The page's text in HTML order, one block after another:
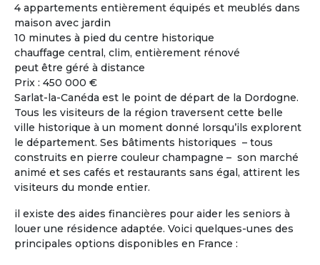
4 appartements entièrement équipés et meublés dans
maison avec jardin
10 minutes à pied du centre historique
chauffage central, clim, entièrement rénové
peut être géré à distance
Prix : 450 000 €
Sarlat-la-Canéda est le point de départ de la Dordogne.
Tous les visiteurs de la région traversent cette belle
ville historique à un moment donné lorsqu’ils explorent
le département. Ses bâtiments historiques – tous
construits en pierre couleur champagne – son marché
animé et ses cafés et restaurants sans égal, attirent les
visiteurs du monde entier.
il existe des aides financières pour aider les seniors à
louer une résidence adaptée. Voici quelques-unes des
principales options disponibles en France :
Co-acheter Peu importe | France - Gard
Souhaite investir dans une co
habitation pour partager tout en étant
autonome.
J’aime bricoler. Je peux m’occuper de
l’informatique et de l’administration.
Je possède déjà une propriété en
région centre où je compte à la retraite
partager mon temps la bas et dans une
maison en Occitanie en co partage :
Hérault ou Gard ou Aude.
À la une
Co-acheteur Apport personnel : 200 000 €